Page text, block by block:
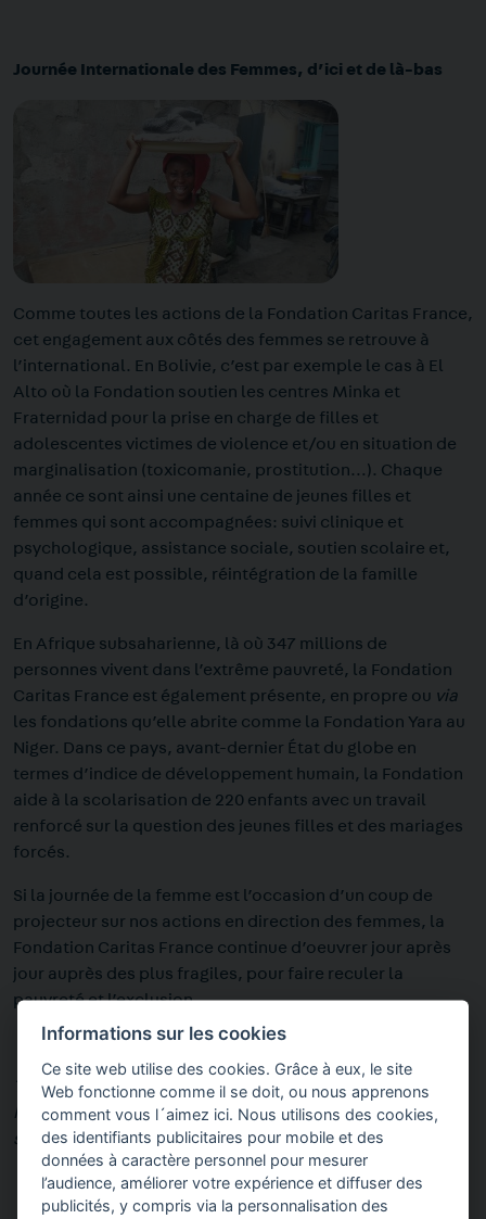
Journée Internationale des Femmes, d’ici et de là-bas
Comme toutes les actions de la Fondation Caritas France,
cet engagement aux côtés des femmes se retrouve à
l’international. En Bolivie, c’est par exemple le cas à El
Alto où la Fondation soutien les centres Minka et
Fraternidad pour la prise en charge de filles et
adolescentes victimes de violence et/ou en situation de
marginalisation (toxicomanie, prostitution…). Chaque
année ce sont ainsi une centaine de jeunes filles et
femmes qui sont accompagnées: suivi clinique et
psychologique, assistance sociale, soutien scolaire et,
quand cela est possible, réintégration de la famille
d’origine.
En Afrique subsaharienne, là où 347 millions de
personnes vivent dans l’extrême pauvreté, la Fondation
Caritas France est également présente, en propre ou via
les fondations qu’elle abrite comme la Fondation Yara au
Niger. Dans ce pays, avant-dernier État du globe en
termes d’indice de développement humain, la Fondation
aide à la scolarisation de 220 enfants avec un travail
renforcé sur la question des jeunes filles et des mariages
forcés.
Si la journée de la femme est l’occasion d’un coup de
projecteur sur nos actions en direction des femmes, la
Fondation Caritas France continue d’oeuvrer jour après
jour auprès des plus fragiles, pour faire reculer la
pauvreté et l’exclusion.
Tout au long du mois de Mars, retrouvez les actions de la
Fondation Caritas France en faveur des femmes sur notre
site internet et nos pagesFacebooketLinkedIn
Informations sur les cookies
Ce site web utilise des cookies. Grâce à eux, le site
Web fonctionne comme il se doit, ou nous apprenons
comment vous l´aimez ici. Nous utilisons des cookies,
des identifiants publicitaires pour mobile et des
données à caractère personnel pour mesurer
l’audience, améliorer votre expérience et diffuser des
publicités, y compris via la personnalisation des